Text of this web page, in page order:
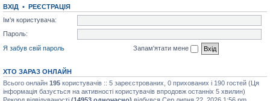
ВХІД • РЕЄСТРАЦІЯ
Ім'я користувача:
Пароль:
Я забув свій пароль
Запам'ятати мене
ХТО ЗАРАЗ ОНЛАЙН
Всього онлайн 195 користувачів :: 5 зареєстрованих, 0 прихованих і 190 гостей (Ця
інформація базується на активності користувачів впродовж останніх 5 хвилин)
Рекорд відвідуваності (14953 одночасно) відбувся Сер липня 22, 2026 1:56 pm